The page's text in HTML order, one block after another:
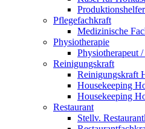
Pflegefachkraft
Medizinische
Physiotherapie
Physiotherapeut
Reinigungskraft
Reinigungskraft
Housekeeping
Housekeeping
Restaurant
Stellv.